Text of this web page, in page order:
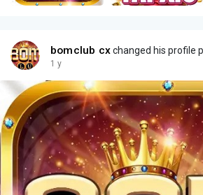
bomclub cxchanged his profile
1 y